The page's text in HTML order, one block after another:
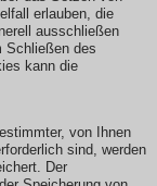
erlauben, die
ausschließen
Schließen des
kann die
von Ihnen
sind, werden
Der